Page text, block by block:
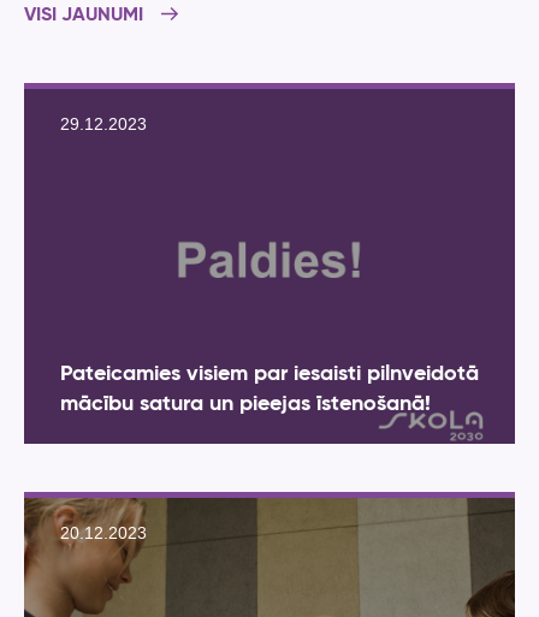
VISI JAUNUMI
29.12.2023
Pateicamies visiem par iesaisti pilnveidotā
mācību satura un pieejas īstenošanā!
20.12.2023